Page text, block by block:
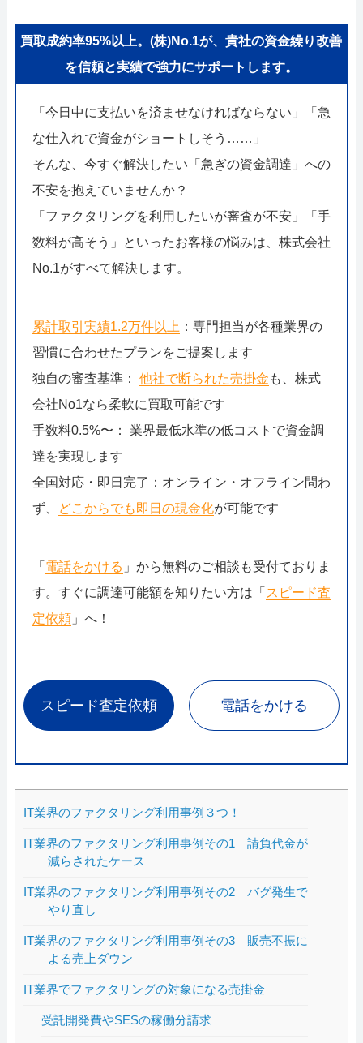
買取成約率95%以上。(株)No.1が、貴社の資金繰り改善
を信頼と実績で強力にサポートします。
「今日中に支払いを済ませなければならない」「急
な仕入れで資金がショートしそう……」
そんな、今すぐ解決したい「急ぎの資金調達」への
不安を抱えていませんか？
「ファクタリングを利用したいが審査が不安」「手
数料が高そう」といったお客様の悩みは、株式会社
No.1がすべて解決します。
累計取引実績1.2万件以上 ：専門担当が各種業界の
習慣に合わせたプランをご提案します
独自の審査基準： 他社で断られた売掛金 も、株式
会社No1なら柔軟に買取可能です
手数料0.5%〜： 業界最低水準の低コストで資金調
達を実現します
全国対応・即日完了：オンライン・オフライン問わ
ず、
どこからでも即日の現金化が可能です
「 電話をかける 」から無料のご相談も受付ておりま
す。すぐに調達可能額を知りたい方は「 スピード査
定依頼」へ！
スピード査定依頼 電話をかける
IT業界のファクタリング利用事例３つ！
IT業界のファクタリング利用事例その1｜請負代金が
減らされたケース
IT業界のファクタリング利用事例その2｜バグ発生で
やり直し
IT業界のファクタリング利用事例その3｜販売不振に
よる売上ダウン
IT業界でファクタリングの対象になる売掛金
受託開発費やSESの稼働分請求